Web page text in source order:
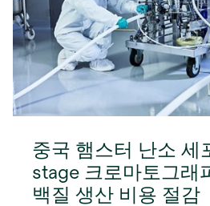
중국 햄스터 난소 세
stage 크로마토그래
백질 생산 비용 절감